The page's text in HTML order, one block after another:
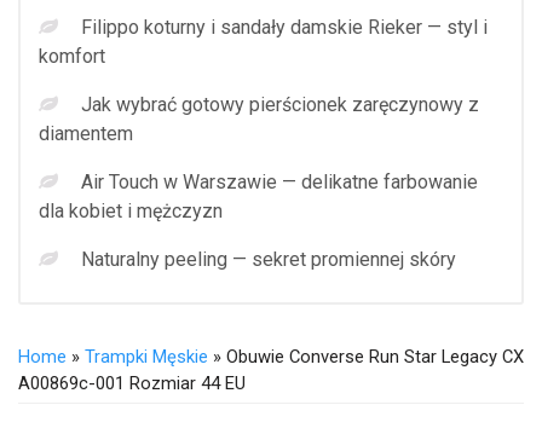
Filippo koturny i sandały damskie Rieker — styl i
komfort
Jak wybrać gotowy pierścionek zaręczynowy z
diamentem
Air Touch w Warszawie — delikatne farbowanie
dla kobiet i mężczyzn
Naturalny peeling — sekret promiennej skóry
Home » Trampki Męskie » Obuwie Converse Run Star Legacy CX
A00869c-001 Rozmiar 44 EU